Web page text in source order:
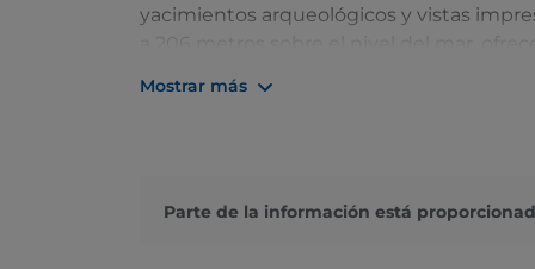
yacimientos arqueológicos y vistas
Tindari y Milazzo. Esta última es famosa
enamorados del snorkeling, desde
Mostrar más
Parte de la información está